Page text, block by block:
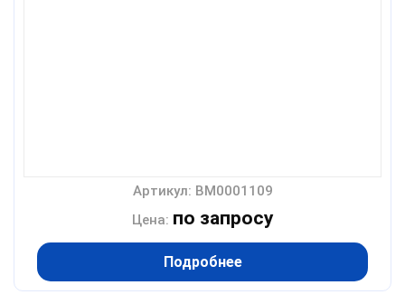
Артикул: BM0001109
Цена: по запросу
Подробнее